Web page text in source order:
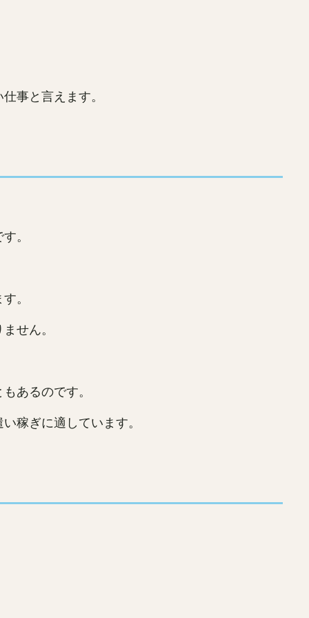
事と言えます。
。
。
せん。
あるのです。
稼ぎに適しています。